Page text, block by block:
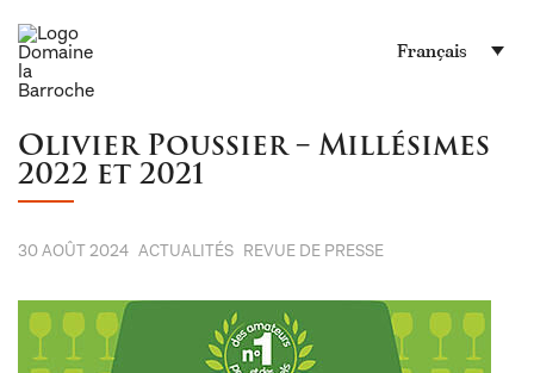
Français
Olivier Poussier – Millésimes
2022 et 2021
30 AOÛT 2024 ACTUALITÉS REVUE DE PRESSE